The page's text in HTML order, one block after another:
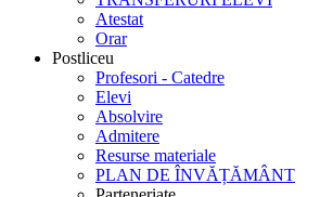
Atestat
Orar
Postliceu
Profesori - Catedre
Elevi
Absolvire
Admitere
Resurse materiale
PLAN DE ÎNVĂȚĂMÂNT